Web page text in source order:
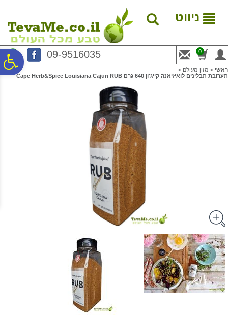
נגישות
המרכזי
ניווט
09-9516035 0
ראשי > מזון מעולם >
תערובת תבלינים לואיזיאנה קייג'ון 640 גרם Cape Herb&Spice Louisiana Cajun RUB